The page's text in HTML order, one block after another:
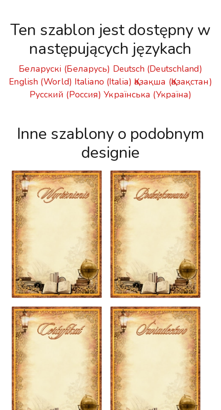
Ten szablon jest dostępny w
następujących językach
Беларускі (Беларусь) Deutsch (Deutschland)
English (World) Italiano (Italia) Қазақша (Қазақстан)
Русский (Россия) Українська (Україна)
Inne szablony o podobnym
designie